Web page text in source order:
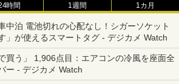
時間 1週間 1カ月
中泊 電池切れの心配なし！シガーソケット
」が使えるスマートタグ - デジカメ Watch
買う」 1,906点目：エアコンの冷風を座面全
ー - デジカメ Watch